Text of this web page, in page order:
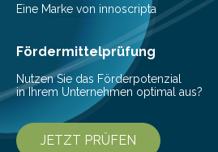
beschreiben…
Eine Marke von innoscripta
Fördermittelprüfung
Nutzen Sie das Förderpotenzial
in Ihrem Unternehmen optimal aus?
JETZT PRÜFEN